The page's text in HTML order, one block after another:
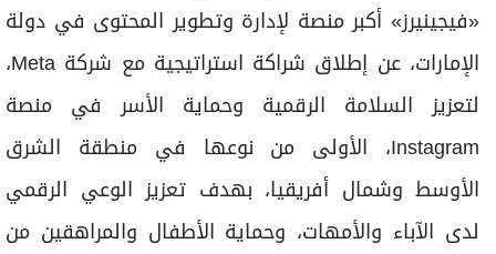
«فيجينيرز» أكبر منصة لإدارة وتطوير المحتوى في دولة
الإمارات، عن إطلاق شراكة استراتيجية مع شركة Meta،
لتعزيز السلامة الرقمية وحماية الأسر في منصة
Instagram، الأولى من نوعها في منطقة الشرق
الأوسط وشمال أفريقيا، بهدف تعزيز الوعي الرقمي
لدى الآباء والأمهات، وحماية الأطفال والمراهقين من